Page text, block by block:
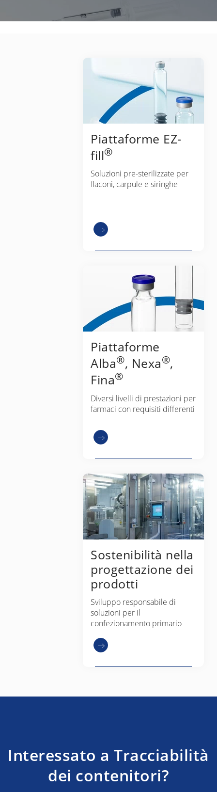
Piattaforme EZ-
fill®
Soluzioni pre-sterilizzate per
flaconi, carpule e siringhe
Piattaforme
Alba®, Nexa®,
Fina®
Diversi livelli di prestazioni per
farmaci con requisiti differenti
Sostenibilità nella
progettazione dei
prodotti
Sviluppo responsabile di
soluzioni per il
confezionamento primario
Interessato a Tracciabilità
dei contenitori?